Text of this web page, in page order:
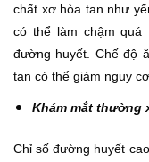
chất xơ hòa tan như
có thể làm chậm
đường huyết. Chế độ
tan có thể giảm nguy
Khám mắt thường
Chỉ số đường huyết